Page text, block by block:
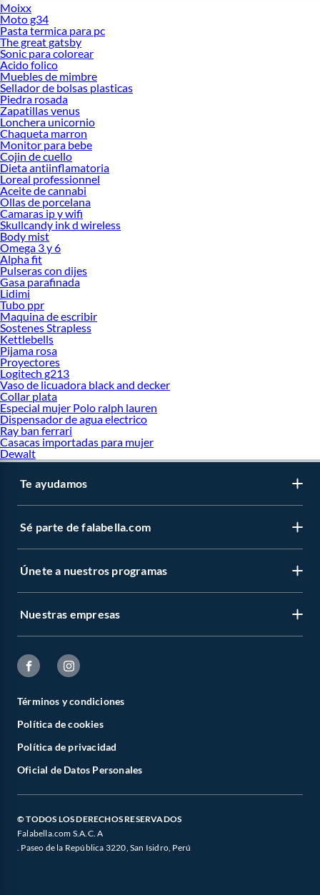
Moixx
Moto g34
Pasta termica para pc
The great gatsby
Sonic para colorear
Acido folico
Muebles de mimbre
Sellador de bolsas plasticas
Piedra rosada
Zapatillas venus
Lonchera unicornio
Chaqueta marron
Monitor para bebe
Cojin de cuello
Dieta antiinflamatoria
Loreal professionnel
Aceite de cannabi
Ollas de porcelana
Camaras ip y wifi
Skullcandy ink d wireless
Body mist
Omega 3 y 6
Alpha fit
Pulseras con dijes
Gasa parafinada
Lidimi
Tubo ppr
Maquina de escribir
Sostenes Strapless
Kettlebells
Pijama rosa
Proyectores
Logitech g213
Vaso de licuadora black and decker
Collar plata
Especial mujer Polo ralph lauren
Dispensador de agua electrico
Ray ban ferrari
Casacas importadas para mujer
Dewalt
Te ayudamos
Sé parte de falabella.com
Únete a nuestros programas
Nuestras empresas
Términos y condiciones
Política de cookies
Política de privacidad
Oficial de Datos Personales
© TODOS LOS DERECHOS RESERVADOS
Falabella.com S.A.C. A
. Paseo de la República 3220, San Isidro, Perú